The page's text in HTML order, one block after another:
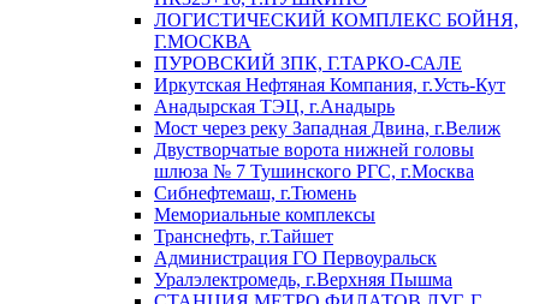
ЛОГИСТИЧЕСКИЙ КОМПЛЕКС БОЙНЯ,
Г.МОСКВА
ПУРОВСКИЙ ЗПК, Г.ТАРКО-САЛЕ
Иркутская Нефтяная Компания, г.Усть-Кут
Анадырская ТЭЦ, г.Анадырь
Мост через реку Западная Двина, г.Велиж
Двустворчатые ворота нижней головы
шлюза № 7 Тушинского РГС, г.Москва
Сибнефтемаш, г.Тюмень
Мемориальные комплексы
Транснефть, г.Тайшет
Администрация ГО Первоуральск
Уралэлектромедь, г.Верхняя Пышма